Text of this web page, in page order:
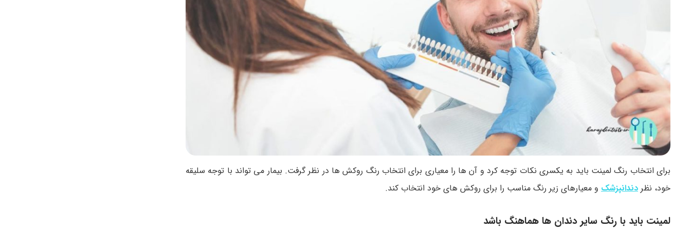
برای انتخاب رنگ لمینت باید به یکسری نکات توجه کرد و آن ها را معیاری برای انتخاب رنگ روکش ها در نظر گرفت. بیمار می تواند با توجه سلیقه
خود، نظر دندانپزشک و معیارهای زیر رنگ مناسب را برای روکش های خود انتخاب کند.
لمینت باید با رنگ سایر دندان ها هماهنگ باشد